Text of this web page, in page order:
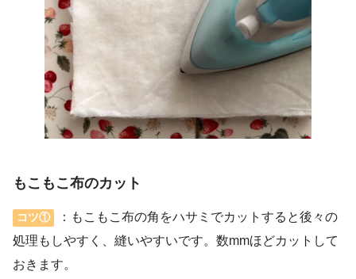
もこもこ布のカット
コツ①
：もこもこ布の角をハサミでカットすると後々の
処理もしやすく、縫いやすいです。数mmほどカットして
おきます。